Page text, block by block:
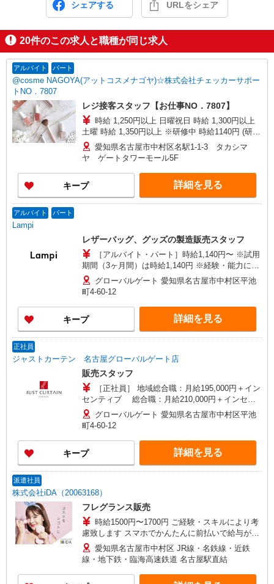
シェアする URLをシェア
20件のこの求人と職種が同じ求人
アルバイト パート
@cosme NAGOYA(アットコスメナゴヤ)☆株式会社チェッカーサポー
トNO．7807
レジ接客スタッフ【お仕事NO．7807】
時給 1,250円以上 日曜祝日 時給 1,300円以上
土曜 時給 1,350円以上 ※研修中 時給1140円 (研修
期間 40 時間 )
愛知県名古屋市中村区名駅1-1-3 タカシマ
ヤ ゲートタワーモール5F
キープ 詳細を見る
アルバイト パート
Lampi
レザーバッグ、グッズの製造販売スタッフ
［アルバイト・パート］時給1,140円〜 ※試用
期間（3ヶ月間）は時給1,140円 ※経験・能力によ
り優遇します。
グローバルゲート 愛知県名古屋市中村区平池
町4-60-12
キープ 詳細を見る
正社員
ジャストカーテン 名古屋グローバルゲート店
販売スタッフ
［正社員］ 地域総合職：月給195,000円＋イン
センティブ 総合職：月給210,000円＋インセン
ティブ ※試用期間（3ヵ月間）は 地域総合職：
月給195,000円／総合職：月給210,000円
グローバルゲート 愛知県名古屋市中村区平池
町4-60-12
キープ 詳細を見る
派遣社員
株式会社iDA（20063168）
フレグランス販売
時給1500円〜1700円 ご経験・スキルにより考
慮致します スマホでかんたんに前払いで給与が受
け取れます（※上限、条件あり）
愛知県名古屋市中村区 JR線・名鉄線・近鉄
線・地下鉄・臨海高速鉄道 名古屋駅直結